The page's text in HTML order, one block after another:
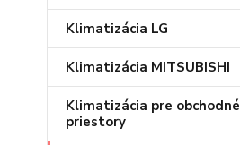
Klimatizácia LG
Klimatizácia MITSUBISHI
Klimatizácia pre obchodné
priestory